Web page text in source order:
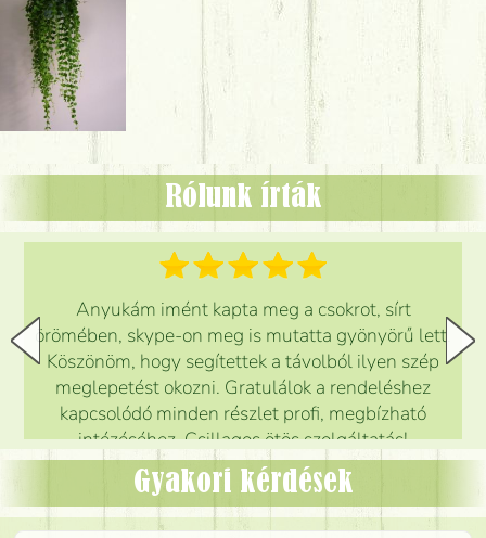
Rólunk írták
Anyukám imént kapta meg a csokrot, sírt
örömében, skype-on meg is mutatta gyönyörű lett.
Köszönöm, hogy segítettek a távolból ilyen szép
meglepetést okozni. Gratulálok a rendeléshez
kapcsolódó minden részlet profi, megbízható
intézéséhez. Csillagos ötös szolgáltatás!
Mónika
Gyakori kérdések